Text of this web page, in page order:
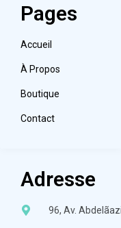
Pages
Accueil
À Propos
Boutique
Contact
Adresse
96, Av.